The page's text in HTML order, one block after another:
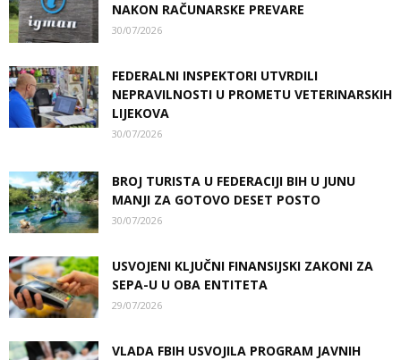
NAKON RAČUNARSKE PREVARE
30/07/2026
FEDERALNI INSPEKTORI UTVRDILI
NEPRAVILNOSTI U PROMETU VETERINARSKIH
LIJEKOVA
30/07/2026
BROJ TURISTA U FEDERACIJI BIH U JUNU
MANJI ZA GOTOVO DESET POSTO
30/07/2026
USVOJENI KLJUČNI FINANSIJSKI ZAKONI ZA
SEPA-U U OBA ENTITETA
29/07/2026
VLADA FBIH USVOJILA PROGRAM JAVNIH